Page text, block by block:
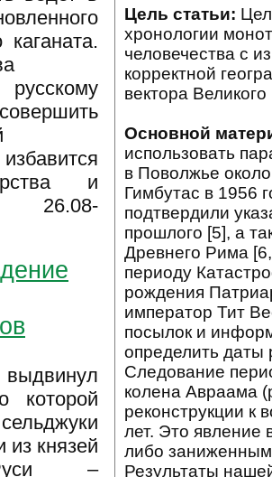
каганата.
и
26.08-
которой
из князей
–
Цель статьи:
хронологии
человечества с
корректной
вектора
Основной
использовать
в Поволжье
Гимбутас в 1956
подтвердили
прошлого [5], а
Древнего Рима
периоду
рождения
император Тит
посылок и
определить даты
Следование
колена Авраама
реконструкции к
лет. Это явление
либо
Результаты